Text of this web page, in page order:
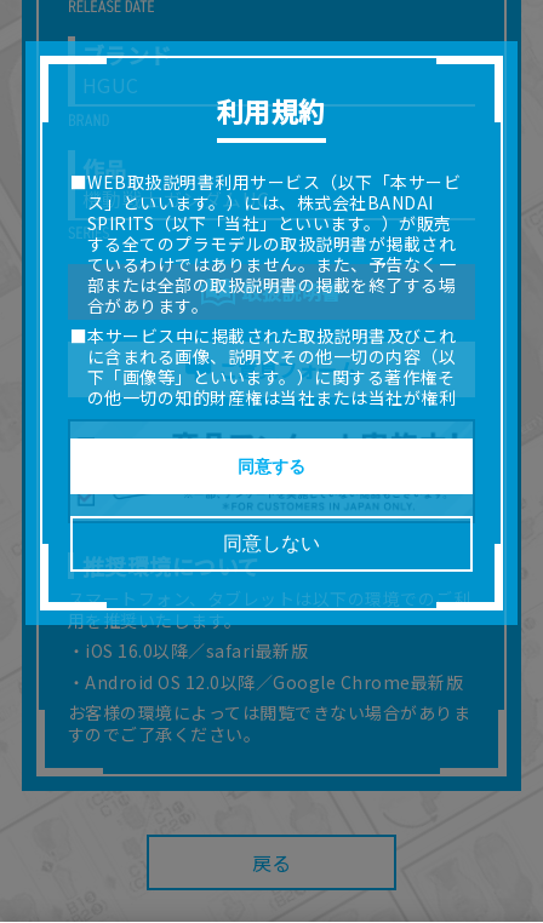
ブランド
HGUC
作品
機動戦士ガンダムUC
取扱説明書
ご意見フォーム
推奨環境について
スマートフォン、タブレットは以下の環境でのご利
用を推奨いたします。
・iOS 16.0以降／safari最新版
・Android OS 12.0以降／Google Chrome最新版
お客様の環境によっては閲覧できない場合がありま
すのでご了承ください。
戻る
利用規約
■WEB取扱説明書利用サービス（以下「本サービ
ス」といいます。）には、株式会社BANDAI
SPIRITS（以下「当社」といいます。）が販売
する全てのプラモデルの取扱説明書が掲載され
ているわけではありません。また、予告なく一
部または全部の取扱説明書の掲載を終了する場
合があります。
■本サービス中に掲載された取扱説明書及びこれ
に含まれる画像、説明文その他一切の内容（以
下「画像等」といいます。）に関する著作権そ
の他一切の知的財産権は当社または当社が権利
の許諾を受ける第三者に帰属します。
使用（本サービス内の意見投稿の目的での画像
等の利用を含みます。）を超えて使用（複製、
複写、改変、掲示、頒布、配信、販売、出版等
を含むがこれに限りません。）することは禁止
いたします。
■掲載している取扱説明書は、お客様が購入され
た商品に同梱されたものと異なる場合がありま
す。
■対象商品仕様の変更などにより、取扱説明書の
内容は予告なく変更される場合があります。
■当社は、取扱説明書の正確性確保に努めており
ますが、取扱説明書の完全性を保証するもので
はありません。
■お客様のご利用環境によっては、本サービスを
ご利用いただけない場合があります。
かったことにより利用者に何らかの損害が生じ
たとしても、当社は何らの責任を負いません。
また、本サイトを利用したことによって、利用
同意しない
同意する